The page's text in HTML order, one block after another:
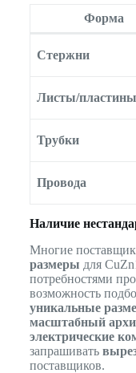
Форма
Стержни
Листы/пластины
Трубки
Провода
Наличие
Многие
размеры для
потребностями
возможность
уникальные
масштабный
электрические
запрашивать
поставщиков.